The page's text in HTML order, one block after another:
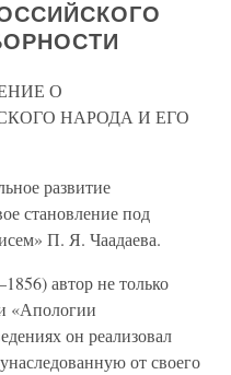
О
НАРОДА И ЕГО
развитие
становление под
П. Я. Чаадаева.
автор не только
«Апологии
он реализовал
от своего